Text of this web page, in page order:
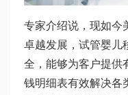
专家介绍说，现如今
卓越发展， 试管婴儿
全，能够为客户提供
钱明细表有效解决各